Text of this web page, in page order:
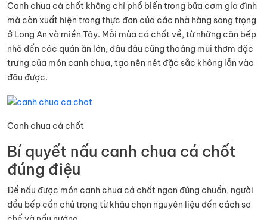
Canh chua cá chốt không chỉ phổ biến trong bữa cơm gia đình
mà còn xuất hiện trong thực đơn của các nhà hàng sang trọng
ở Long An và miền Tây. Mỗi mùa cá chốt về, từ những căn bếp
nhỏ đến các quán ăn lớn, đâu đâu cũng thoảng mùi thơm đặc
trưng của món canh chua, tạo nên nét đặc sắc không lẫn vào
đâu được.
Canh chua cá chốt
Bí quyết nấu canh chua cá chốt
đúng điệu
Để nấu được món canh chua cá chốt ngon đúng chuẩn, người
đầu bếp cần chú trọng từ khâu chọn nguyên liệu đến cách sơ